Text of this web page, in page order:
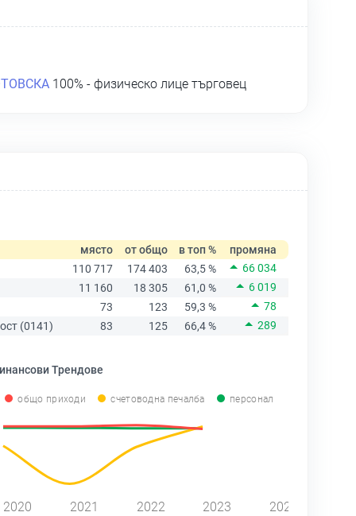
100% - физическо лице търговец
място от общо в топ %
промяна
110 717
174 403 63,5 %
66 034
11 160
18 305 61,0 %
6 019
73
123 59,3 %
78
(0141)
83 125 66,4 % 289
Трендове
общо приходи счетоводна печалба персонал
2020 2021 2022 2023 2024